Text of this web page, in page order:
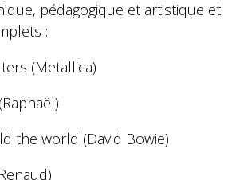
pédagogique et artistique et
:
(Metallica)
the world (David Bowie)